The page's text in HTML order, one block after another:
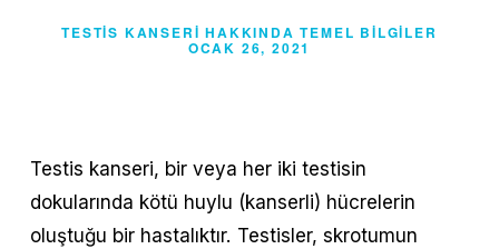
TESTIS KANSERI HAKKINDA TEMEL BILGILER
OCAK 26, 2021
Testis kanseri, bir veya her iki testisin
dokularında kötü huylu (kanserli) hücrelerin
oluştuğu bir hastalıktır. Testisler, skrotumun